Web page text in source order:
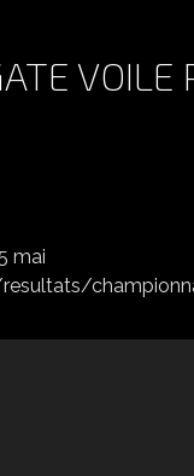
DE LA